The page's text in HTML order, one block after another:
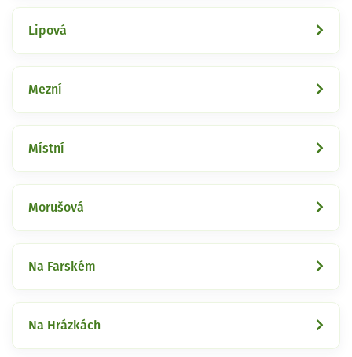
Lipová
Mezní
Místní
Morušová
Na Farském
Na Hrázkách